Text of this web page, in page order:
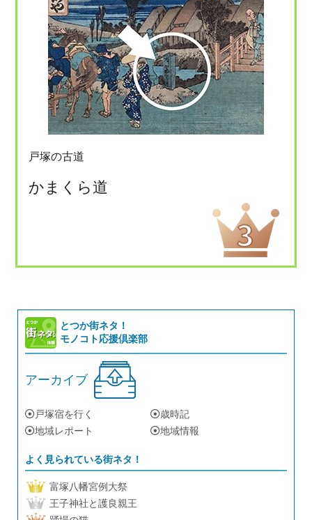
戸塚の古道
かまくら道
とつか街ネタ！
モノコト応援倶楽部
アーカイブ
戸塚宿を行く
歳時記
地域レポート
地域情報
よく見られている街ネタ！
富塚八幡宮例大祭
王子神社と護良親王